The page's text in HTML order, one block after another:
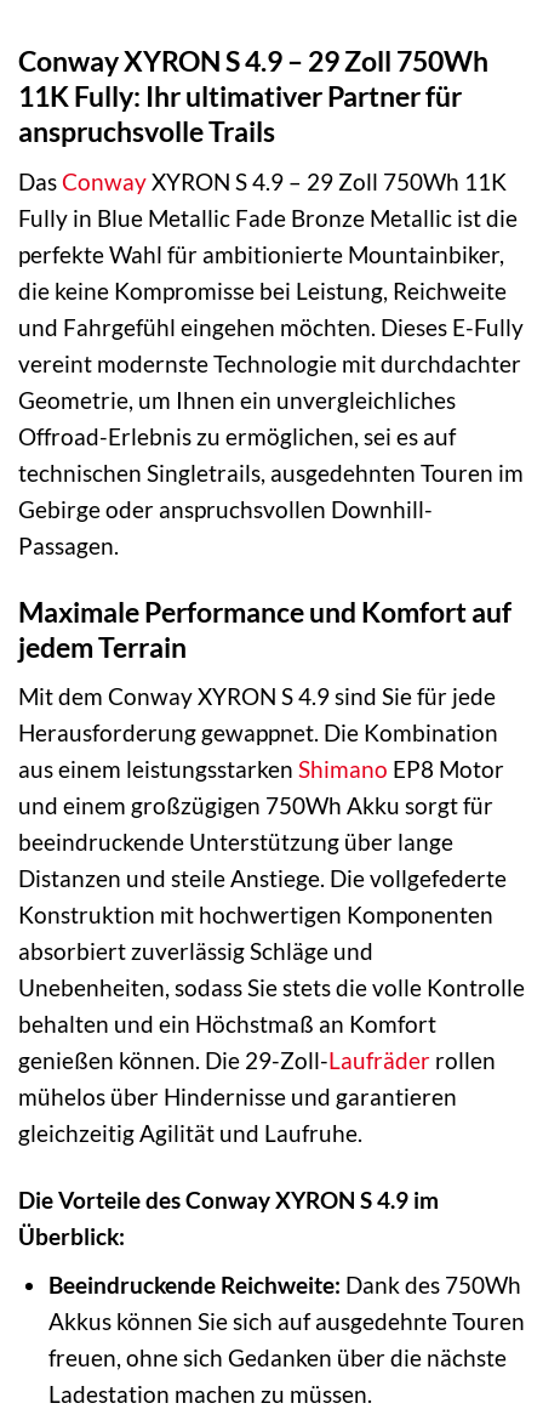
Conway XYRON S 4.9 – 29 Zoll 750Wh
11K Fully: Ihr ultimativer Partner für
anspruchsvolle Trails
DasConwayXYRON S 4.9 – 29 Zoll 750Wh 11K
Fully in Blue Metallic Fade Bronze Metallic ist die
perfekte Wahl für ambitionierte Mountainbiker,
die keine Kompromisse bei Leistung, Reichweite
und Fahrgefühl eingehen möchten. Dieses E-Fully
vereint modernste Technologie mit durchdachter
Geometrie, um Ihnen ein unvergleichliches
Offroad-Erlebnis zu ermöglichen, sei es auf
technischen Singletrails, ausgedehnten Touren im
Gebirge oder anspruchsvollen Downhill-
Passagen.
Maximale Performance und Komfort auf
jedem Terrain
Mit dem Conway XYRON S 4.9 sind Sie für jede
Herausforderung gewappnet. Die Kombination
aus einem leistungsstarken Shimano EP8 Motor
und einem großzügigen 750Wh Akku sorgt für
beeindruckende Unterstützung über lange
Distanzen und steile Anstiege. Die vollgefederte
Konstruktion mit hochwertigen Komponenten
absorbiert zuverlässig Schläge und
Unebenheiten, sodass Sie stets die volle Kontrolle
behalten und ein Höchstmaß an Komfort
genießen können. Die 29-Zoll-Laufräder rollen
mühelos über Hindernisse und garantieren
gleichzeitig Agilität und Laufruhe.
Die Vorteile des Conway XYRON S 4.9 im
Überblick:
Beeindruckende Reichweite: Dank des 750Wh
Akkus können Sie sich auf ausgedehnte Touren
freuen, ohne sich Gedanken über die nächste
Ladestation machen zu müssen.